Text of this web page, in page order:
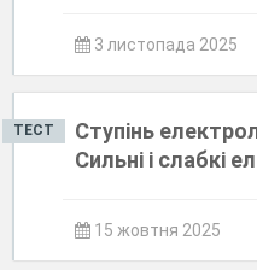
3 листопада 2025
ТЕСТ
Ступінь
Сильні і слабкі
15 жовтня 2025